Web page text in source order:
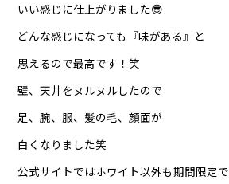
いい感じに仕上がりました😎
どんな感じになっても『味がある』と
思えるので最高です！笑
壁、天井をヌルヌルしたので
足、腕、服、髪の毛、顔面が
白くなりました笑
公式サイトではホワイト以外も期間限定で